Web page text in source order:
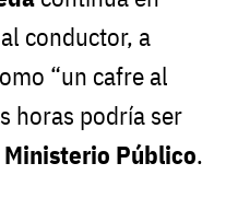
conductor, a
“un cafre al
horas podría ser
Ministerio Público.